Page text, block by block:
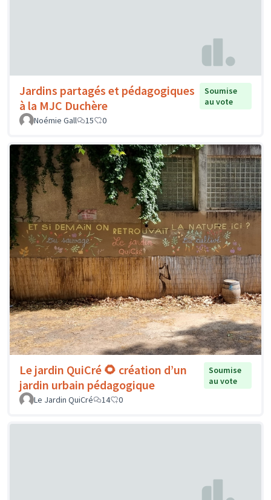
Jardins partagés et pédagogiques
à la MJC Duchère
Soumise
au vote
Noémie Gall
15 0
Le jardin QuiCré 🌻 création d’un
jardin urbain pédagogique
Soumise
au vote
Le Jardin QuiCré
14 0